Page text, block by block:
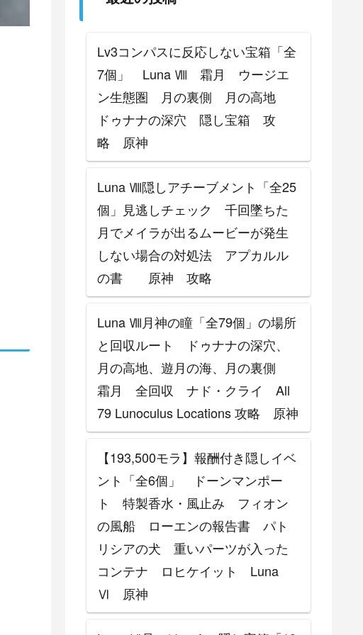
Lv3コンパスに反応しない宝箱「全
7個」 Luna Ⅷ 霜月 ウージエ
ン生態圏 月の裏側 月の高地
ドゥナナの深穴 隠し宝箱 攻
略 原神
Luna Ⅷ隠しアチーブメント「全25
個」見逃しチェック 千回墜ちた
月でメイラが出るムービーが発生
しない場合の対処法 アプカルル
の書 原神 攻略
Luna Ⅷ月神の瞳「全79個」の場所
と回収ルート ドゥナナの深穴、
月の高地、遊月の海、月の裏側
霜月 全回収 ナド・クライ All
79 Lunoculus Locations 攻略 原神
【193,500モラ】報酬付き隠しイベ
ント「全6個」 ドーンマンポー
ト 特製香水・風止み フィオン
の風船 ローエンの報告書 パト
リシアの犬 重いパーツが入った
コンテナ ロヒケイット Luna
Ⅵ 原神